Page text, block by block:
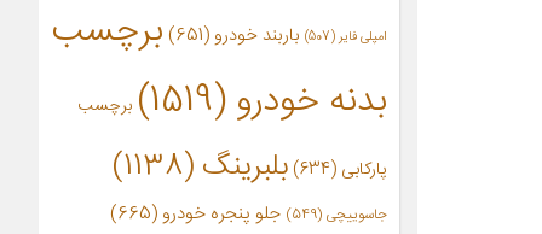
امپلی فایر (507) باربند خودرو(651)
برچسب
بدنه خودرو(1519) برچسب
پارکابی (634) بلبرینگ(1138)
جاسوییچی (549) جلو پنجره خودرو (665)